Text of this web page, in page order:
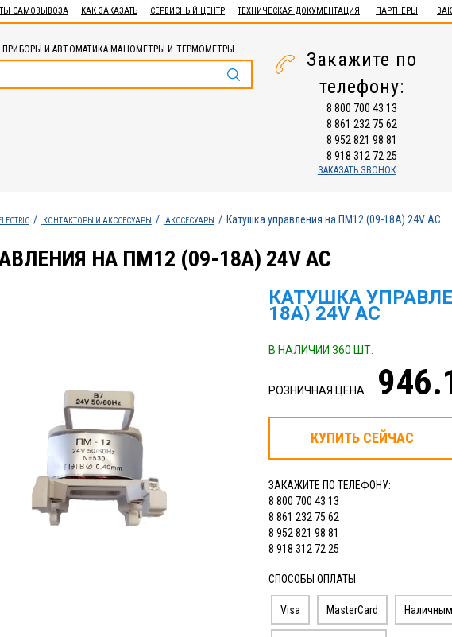
САМОВЫВОЗА КАК ЗАКАЗАТЬ СЕРВИСНЫЙ ЦЕНТР ТЕХНИЧЕСКАЯ ДОКУМЕНТАЦИЯ ПАРТНЕРЫ
И АВТОМАТИКА МАНОМЕТРЫ И ТЕРМОМЕТРЫ
Закажите по
телефону:
8 800 700 43 13
8 861 232 75 62
8 952 821 98 81
8 918 312 72 25
ЗАКАЗАТЬ ЗВОНОК
КОНТАКТОРЫ И АКССЕСУАРЫ АКССЕСУАРЫ Катушка управления на ПМ12 (09-18А) 24V AC
НА ПМ12 (09-18А) 24V AC
КАТУШКА
18А) 24V AC
В НАЛИЧИИ 360 ШТ.
РОЗНИЧНАЯ ЦЕНА
КУПИТЬ СЕЙЧАС
ЗАКАЖИТЕ ПО ТЕЛЕФОНУ:
8 800 700 43 13
8 861 232 75 62
8 952 821 98 81
8 918 312 72 25
СПОСОБЫ ОПЛАТЫ:
Visa MasterCard